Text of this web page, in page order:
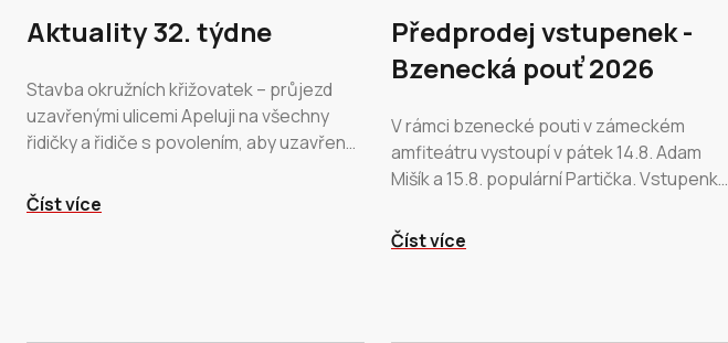
Aktuality 32. týdne
Stavba okružních křižovatek – průjezd
uzavřenými ulicemi Apeluji na všechny
řidičky a řidiče s povolením, aby uzavřené
hlavní silnici jsou…
Číst více
Předprodej vstupenek -
Bzenecká pouť 2026
V rámci bzenecké pouti v zámeckém
amfiteátru vystoupí v pátek 14.8. Adam
Mišík a 15.8. populární Partička. Vstupenky
smsticket.cz a v Informačním…
Číst více